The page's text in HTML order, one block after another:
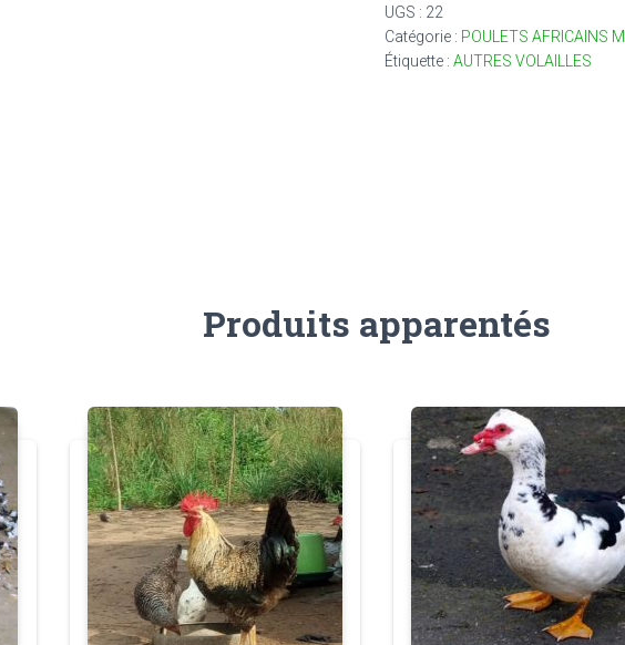
mâle
UGS : 22
Catégorie : POULETS AFRICAINS
Étiquette : AUTRES VOLAILLES
Produits apparentés